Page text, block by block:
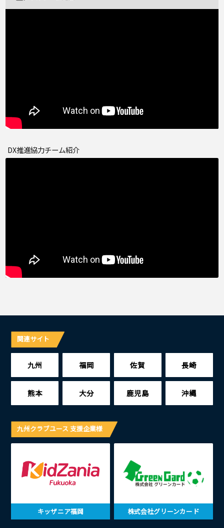
DX推進協力チーム紹介
関連サイト
九州 福岡 佐賀 長崎
熊本 大分 鹿児島 沖縄
九州クラブユース 支援企業様
キッザニア福岡 株式会社グリーンカード